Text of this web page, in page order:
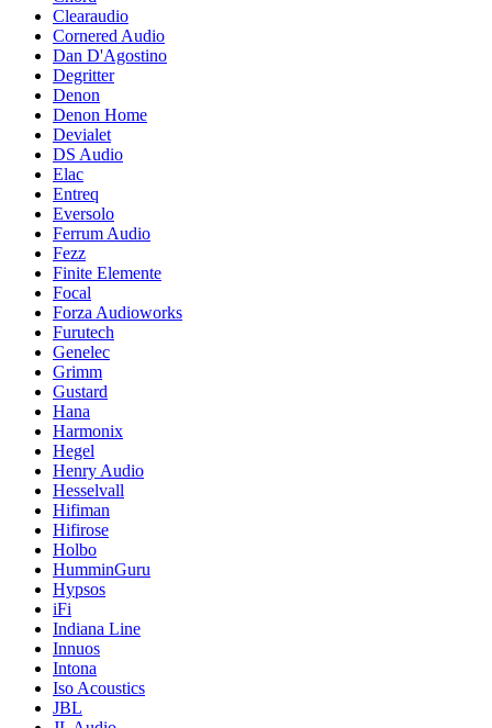
Clearaudio
Cornered Audio
Dan D'Agostino
Degritter
Denon
Denon Home
Devialet
DS Audio
Elac
Entreq
Eversolo
Ferrum Audio
Fezz
Finite Elemente
Focal
Forza Audioworks
Furutech
Genelec
Grimm
Gustard
Hana
Harmonix
Hegel
Henry Audio
Hesselvall
Hifiman
Hifirose
Holbo
HumminGuru
Hypsos
iFi
Indiana Line
Innuos
Intona
Iso Acoustics
JBL